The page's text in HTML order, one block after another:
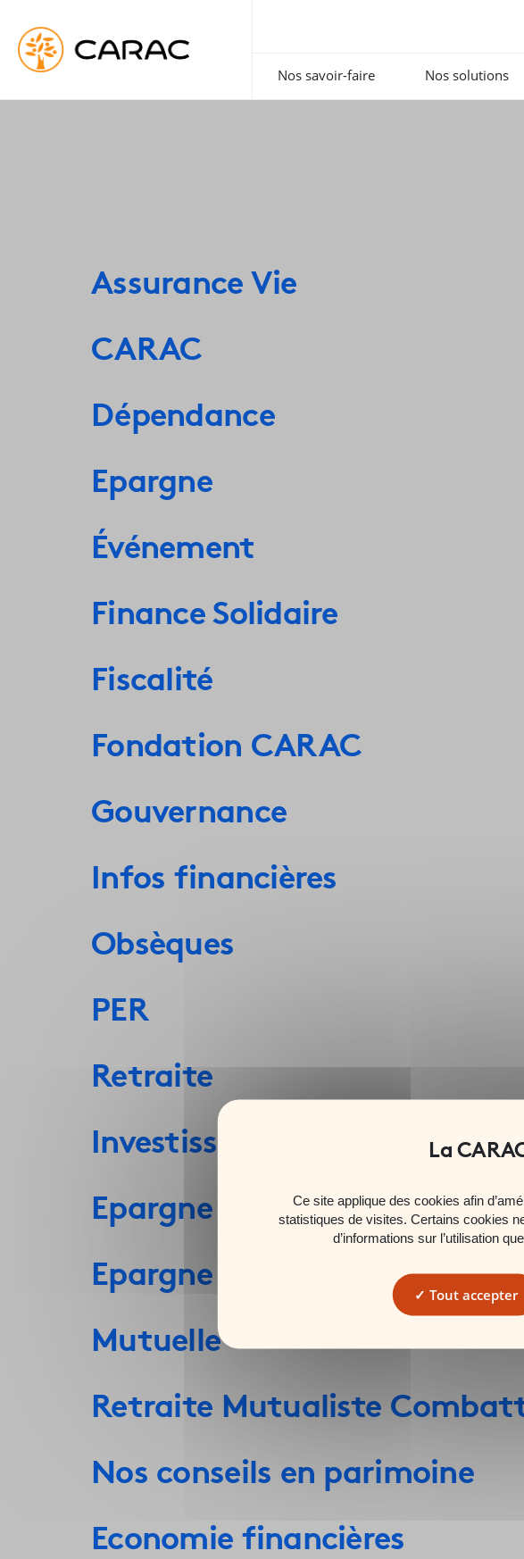
Nos savoir-faire Nos solutions
Assurance Vie
CARAC
Dépendance
Epargne
Événement
Finance Solidaire
Fiscalité
Fondation CARAC
Gouvernance
Infos financières
Obsèques
PER
Retraite
Investissement Responsable
Epargne Retraite
Epargne Protection
Mutuelle
Retraite Mutualiste
Nos conseils en parimoine
Economie financières
Ce site applique des cookies afin
statistiques de visites. Certains cookies
d’informations sur l’utilisation
Tout accepter